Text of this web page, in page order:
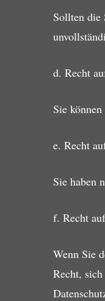
Sollten die
d. Recht
Sie
e. Recht
Sie haben
f. Recht
Wenn Sie
Recht,